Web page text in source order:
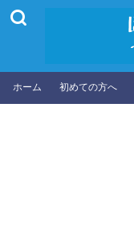
ホーム 初めての方へ